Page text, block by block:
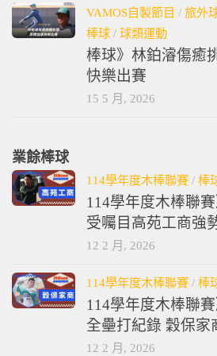
VAMOS自製節目 / 旅外
棒球 / 球類運動
棒球》林鉑濬傷癒
快樂出賽
15 5 月, 2026
業餘棒球
114學年度木棒聯賽 / 棒
114學年度木棒聯
受囑目高苑工商強
12 2 月, 2026
114學年度木棒聯賽 / 棒
114學年度木棒聯
全壘打紀錄 穀保家
12 2 月, 2026